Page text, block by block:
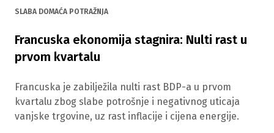
SLABA DOMAĆA POTRAŽNJA
Francuska ekonomija stagnira: Nulti rast u
prvom kvartalu
Francuska je zabilježila nulti rast BDP-a u prvom
kvartalu zbog slabe potrošnje i negativnog uticaja
vanjske trgovine, uz rast inflacije i cijena energije.